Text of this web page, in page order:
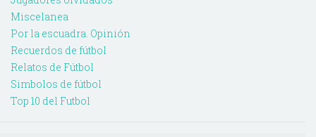
Miscelanea
Por la escuadra. Opinión
Recuerdos de fútbol
Relatos de Fútbol
Simbolos de fútbol
Top 10 del Futbol